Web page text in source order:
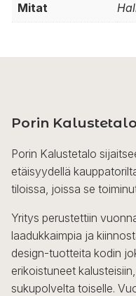
Mitat
Porin Kalustetalo
Porin Kalustetalo
etäisyydellä
tiloissa, joissa se
Yritys perustettiin
laadukkaimpia ja
design-tuotteita kodin
erikoistuneet
sukupolvelta toiselle.